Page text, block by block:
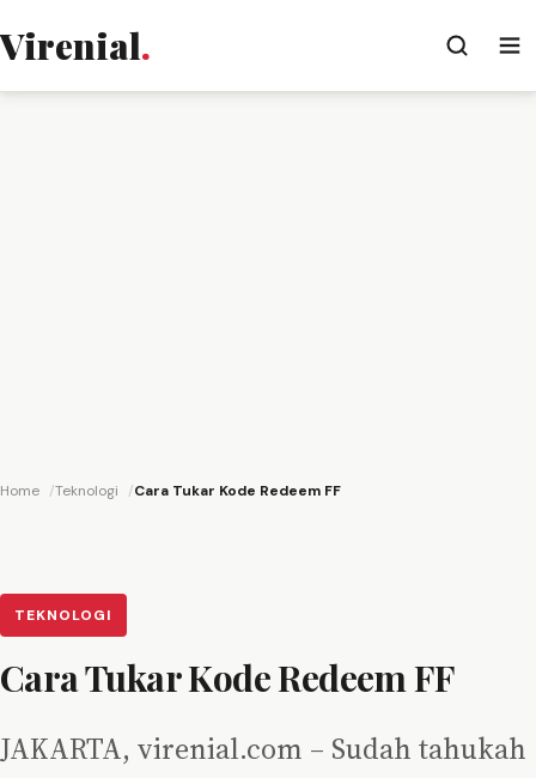
Virenial.
Home Teknologi Cara Tukar Kode Redeem FF
TEKNOLOGI
Cara Tukar Kode Redeem FF
JAKARTA, virenial.com – Sudah tahukah